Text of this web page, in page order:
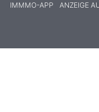
IMMMO-APP
ANZEIGE